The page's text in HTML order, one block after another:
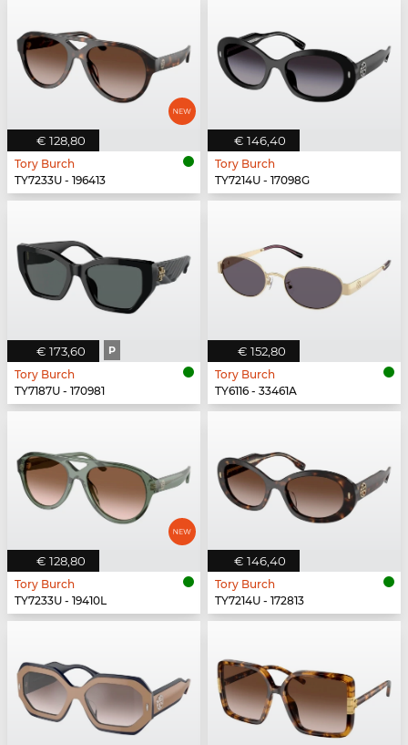
€ 128,80
Tory Burch
TY7233U - 196413
€ 146,40
Tory Burch
TY7214U - 17098G
€ 173,60 P
Tory Burch
TY7187U - 170981
€ 152,80
Tory Burch
TY6116 - 33461A
€ 128,80
Tory Burch
TY7233U - 19410L
€ 146,40
Tory Burch
TY7214U - 172813